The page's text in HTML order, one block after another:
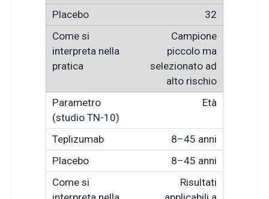
32
Campione
piccolo ma
selezionato ad
alto rischio
Età
8–45 anni
8–45 anni
Risultati